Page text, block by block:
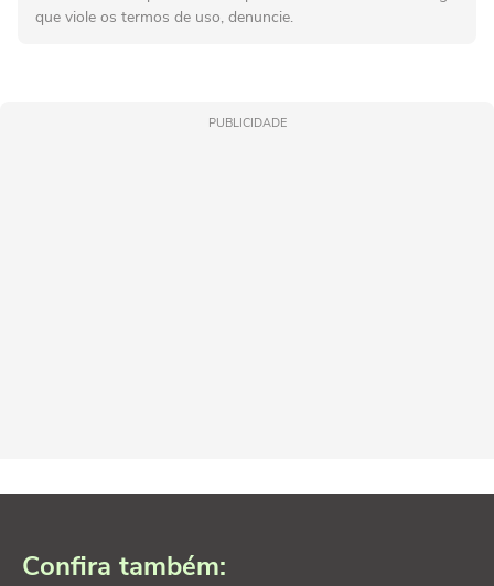
que viole os termos de uso, denuncie.
PUBLICIDADE
Confira também: